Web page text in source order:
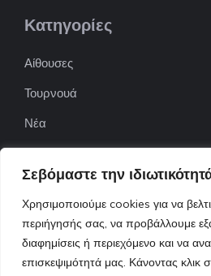
Σεβόμαστε την
Χρησιμοποιούμε cookies για να
περιήγησής σας, να προβάλλουμε
διαφημίσεις ή περιεχόμενο και να
επισκεψιμότητά μας. Κάνοντας κλικ
Κατηγορίες
Αίθουσες
Τουρνουά
Νέα
Επιχειρήσεις
ΠΟΦΕΠΑ
ΕΦΟΕΠΑ
Επικοινωνία